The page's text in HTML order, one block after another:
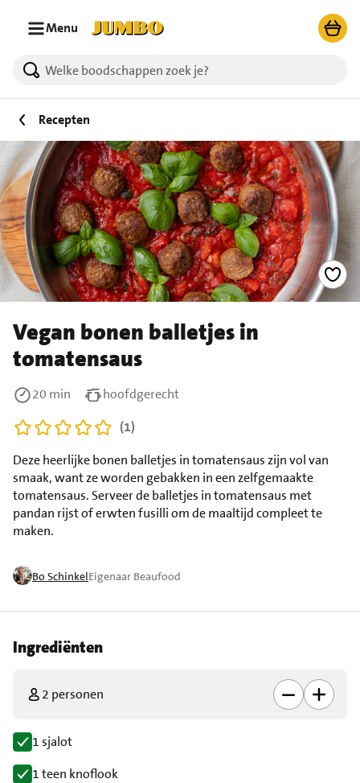
Menu
Recepten
Vegan bonen balletjes in
tomatensaus
Bo SchinkelEigenaar Beaufood
Deze heerlijke bonen balletjes in tomatensaus zijn vol van
smaak, want ze worden gebakken in een zelfgemaakte
tomatensaus. Serveer de balletjes in tomatensaus met
pandan rijst of erwten fusilli om de maaltijd compleet te
maken.
20 min
hoofdgerecht
(1)
Ingrediënten
2 personen
1 sjalot
1 teen knoflook